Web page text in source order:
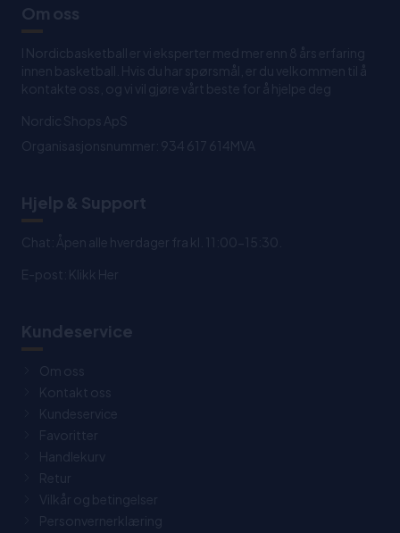
Om oss
I Nordicbasketball er vi eksperter med mer enn 8 års erfaring
innen basketball. Hvis du har spørsmål, er du velkommen til å
kontakte oss, og vi vil gjøre vårt beste for å hjelpe deg
Nordic Shops ApS
Organisasjonsnummer: 934 617 614MVA
Hjelp & Support
Chat: Åpen alle hverdager fra kl. 11:00-15:30.
E-post: Klikk Her
Kundeservice
Om oss
Kontakt oss
Kundeservice
Favoritter
Handlekurv
Retur
Vilkår og betingelser
Personvernerklæring